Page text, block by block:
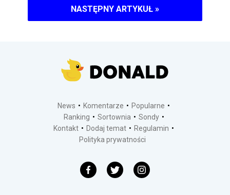
NASTĘPNY ARTYKUŁ »
News Komentarze
Popularne
Ranking
Sortownia
Sondy
Kontakt
Dodaj temat
Regulamin
Polityka prywatności